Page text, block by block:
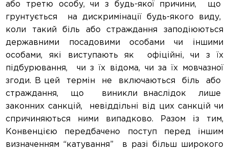
або третю особу, чи з будь-якої причини, що
грунтується на дискримінації будь-якого виду,
коли такий біль або страждання заподіюються
державними посадовими особами чи іншими
особами, які виступають як офіційні, чи з їх
підбурювання, чи з їх відома, чи за їх мовчазної
згоди. В цей термін не включаються біль або
страждання, що виникли внаслідок лише
законних санкцій, невіддільні від цих санкцій чи
спричиняються ними випадково. Разом із тим,
Конвенцією передбачено поступ перед іншим
визначенням “катування” в разі більш широкого